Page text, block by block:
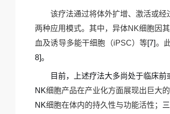
该疗法通过将体外扩增、激活或经
两种应用模式。其中，异体NK细胞因
血及诱导多能干细胞（iPSC）等[7]。
8]。
目前，上述疗法大多尚处于临床
NK细胞产品在产业化方面展现出巨大
NK细胞在体内的持久性与功能活性； 三